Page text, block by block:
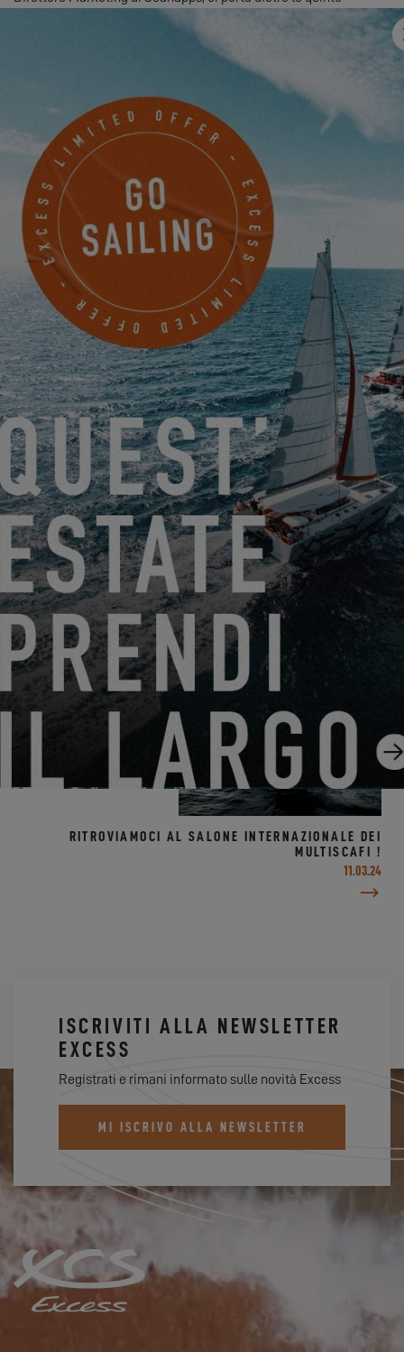
dell'installazione dei sensori a bordo dei catamarani Excess
nonché le principali funzionalità dell'interfaccia mobile.
Per visualizzare questo video, è
necessario innanzitutto autorizzare
l'utilizzo dei cookie di funzionalita sul
nostro sito.
PARAMÈTRES
Con Seanapps il futuro della nautica è più connesso che mai !
Per ulteriori informazioni su Seanapps, visita :Seanapps | Bateau
connecté : suivi et entretien automatisé
CREW PRESENTAZIONE ! - CORINNE, STAMPATORE
LEADER
02.04.24
RITROVIAMOCI AL SALONE INTERNAZIONALE DEI
MULTISCAFI !
11.03.24
ISCRIVITI ALLA NEWSLETTER
EXCESS
Registrati e rimani informato sulle novità Excess
MI ISCRIVO ALLA NEWSLETTER